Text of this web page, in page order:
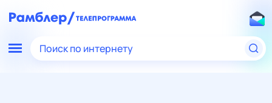
Поиск по интернету